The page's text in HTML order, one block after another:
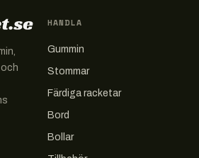
HANDLA
Gummin
Stommar
Färdiga racketar
Bord
Bollar